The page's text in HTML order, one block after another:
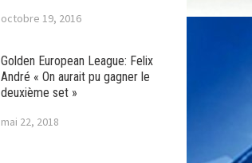
octobre 19, 2016
Golden European League: Felix
André « On aurait pu gagner le
deuxième set »
mai 22, 2018